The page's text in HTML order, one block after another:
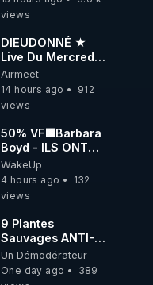
l'obligation dans
views
DIEUDONNÉ ★
Live Du Mercredi
5 Août 2026
Airmeet
14 hours ago
912
views
50% VF🟩Barbara
Boyd - ILS ONT
MENTI SUR TOUT
-Jocelyne
Traduction
WakeUp
4 hours ago
132
views
9 Plantes
Sauvages ANTI-
FAMINE: ces
Ressources
Un Démodérateur
One day ago
389